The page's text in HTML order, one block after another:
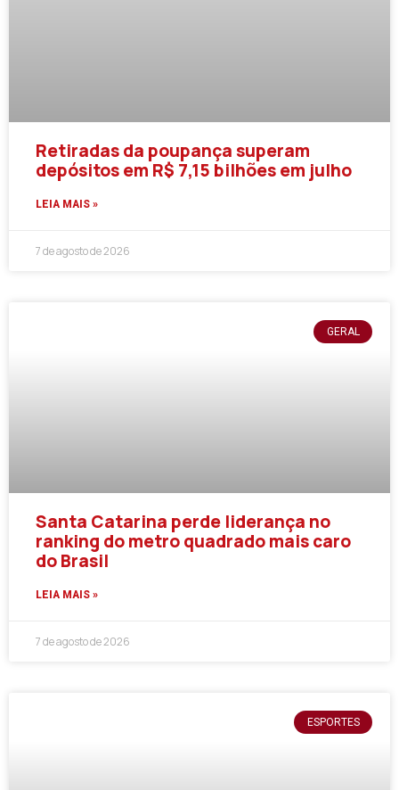
Retiradas da poupança superam
depósitos em R$ 7,15 bilhões em julho
LEIA MAIS »
7 de agosto de 2026
GERAL
Santa Catarina perde liderança no
ranking do metro quadrado mais caro
do Brasil
LEIA MAIS »
7 de agosto de 2026
ESPORTES